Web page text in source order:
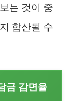
는 것이 중
합산될 수
금 감면율